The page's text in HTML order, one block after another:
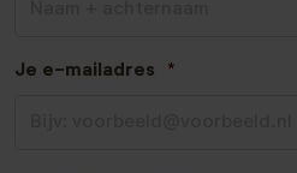
Je e-mailadres *